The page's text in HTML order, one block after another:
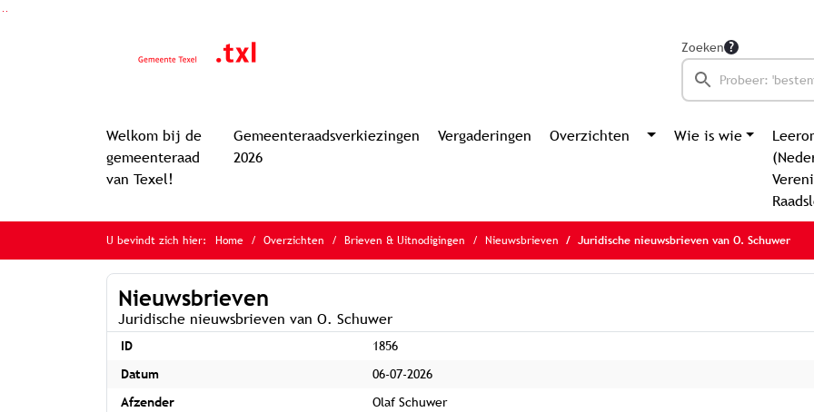
Zoeken
Welkom bij de
gemeenteraad
van Texel!
Gemeenteraadsverkiezingen
2026
Vergaderingen Overzichten Wie is wie
U bevindt zich hier: Home Overzichten Brieven & Uitnodigingen Nieuwsbrieven Juridische nieuwsbrieven van O. Schuwer
Nieuwsbrieven
Juridische nieuwsbrieven van O. Schuwer
ID
1856
Datum
06-07-2026
Afzender
Olaf Schuwer